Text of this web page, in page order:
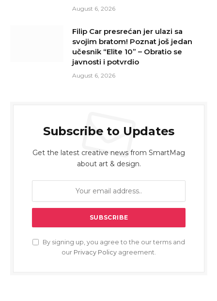
August 6, 2026
Filip Car presrećan jer ulazi sa
svojim bratom! Poznat još jedan
učesnik “Elite 10” – Obratio se
javnosti i potvrdio
August 6, 2026
Subscribe to Updates
Get the latest creative news from SmartMag
about art & design.
By signing up, you agree to the our terms and
our Privacy Policy agreement.